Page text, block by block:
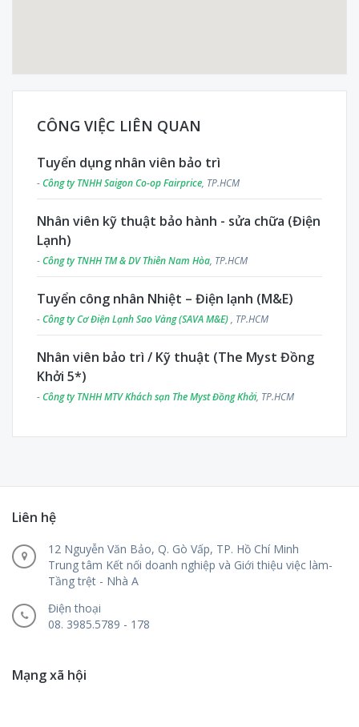
CÔNG VIỆC LIÊN QUAN
Tuyển dụng nhân viên bảo trì
-Công ty TNHH Saigon Co-op Fairprice, TP.HCM
Nhân viên kỹ thuật bảo hành - sửa chữa (Điện
Lạnh)
-Công ty TNHH TM & DV Thiên Nam Hòa, TP.HCM
Tuyển công nhân Nhiệt – Điện lạnh (M&E)
-Công ty Cơ Điện Lạnh Sao Vàng (SAVA M&E), TP.HCM
Nhân viên bảo trì / Kỹ thuật (The Myst Đồng
Khởi 5*)
-Công ty TNHH MTV Khách sạn The Myst Đồng Khởi, TP.HCM
Liên hệ
12 Nguyễn Văn Bảo, Q. Gò Vấp, TP. Hồ Chí Minh
Trung tâm Kết nối doanh nghiệp và Giới thiệu việc làm-
Tầng trệt - Nhà A
Điện thoại
08. 3985.5789 - 178
Mạng xã hội